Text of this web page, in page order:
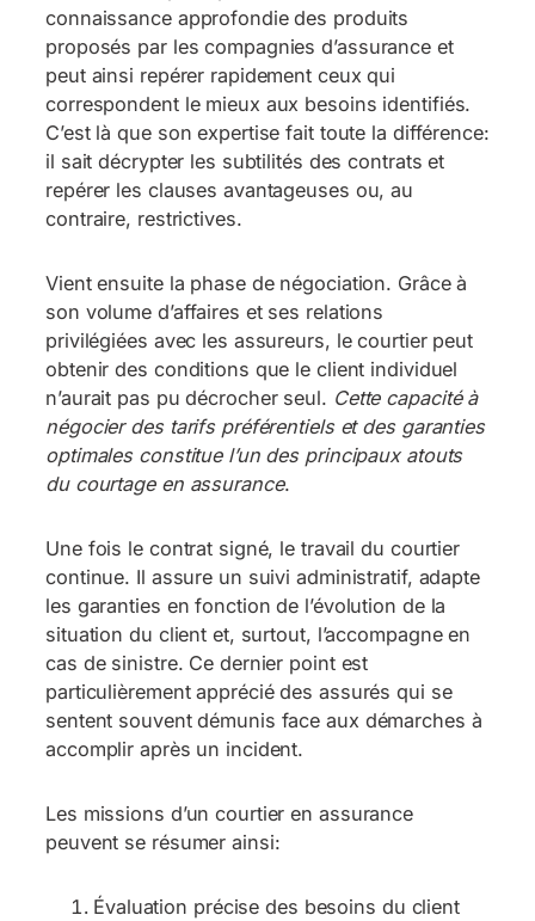
connaissance approfondie des produits
proposés par les compagnies d’assurance et
peut ainsi repérer rapidement ceux qui
correspondent le mieux aux besoins identifiés.
C’est là que son expertise fait toute la différence:
il sait décrypter les subtilités des contrats et
repérer les clauses avantageuses ou, au
contraire, restrictives.
Vient ensuite la phase de négociation. Grâce à
son volume d’affaires et ses relations
privilégiées avec les assureurs, le courtier peut
obtenir des conditions que le client individuel
n’aurait pas pu décrocher seul. Cette capacité à
négocier des tarifs préférentiels et des garanties
optimales constitue l’un des principaux atouts
du courtage en assurance.
Une fois le contrat signé, le travail du courtier
continue. Il assure un suivi administratif, adapte
les garanties en fonction de l’évolution de la
situation du client et, surtout, l’accompagne en
cas de sinistre. Ce dernier point est
particulièrement apprécié des assurés qui se
sentent souvent démunis face aux démarches à
accomplir après un incident.
Les missions d’un courtier en assurance
peuvent se résumer ainsi:
Évaluation précise des besoins du client